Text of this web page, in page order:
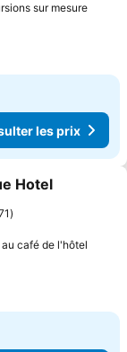
sur mesure
les prix
favoris
Hotel
café de l'hôtel